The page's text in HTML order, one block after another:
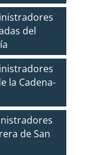
del
la Cadena-
de San